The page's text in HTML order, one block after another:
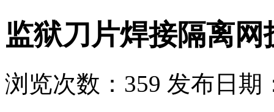
监狱刀片焊接隔离网
浏览次数： 359 发布日期